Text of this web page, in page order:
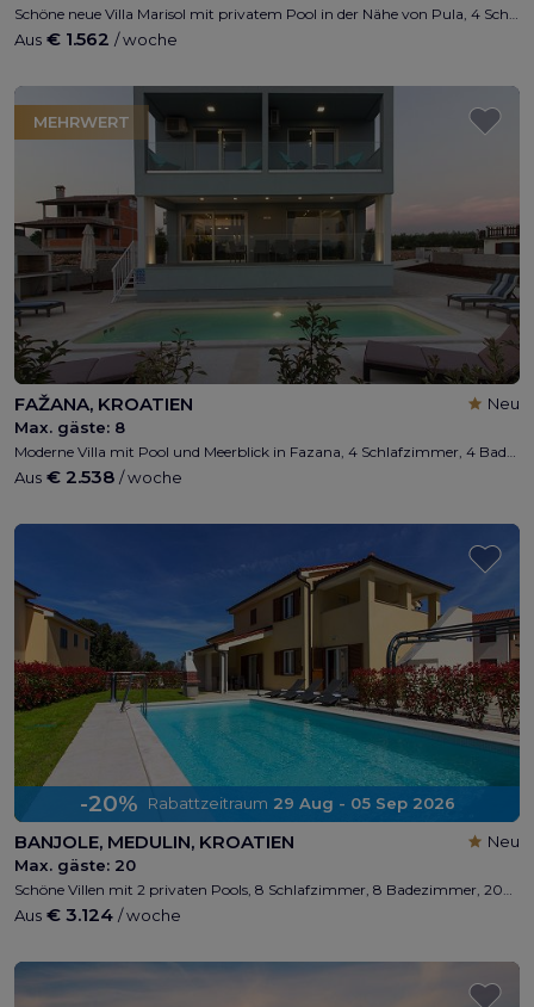
Aus € 1.562 / woche
MEHRWERT
FAŽANA, KROATIEN
Neu
Max. gäste: 8
Aus € 2.538 / woche
-20% Rabattzeitraum 29 Aug - 05 Sep 2026
BANJOLE, MEDULIN, KROATIEN
Neu
Max. gäste: 20
Aus € 3.124 / woche